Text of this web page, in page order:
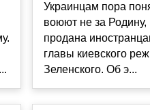
Украинцам пора
воюют не за Родину,
продана
главы киевского
Зеленского. Об э...